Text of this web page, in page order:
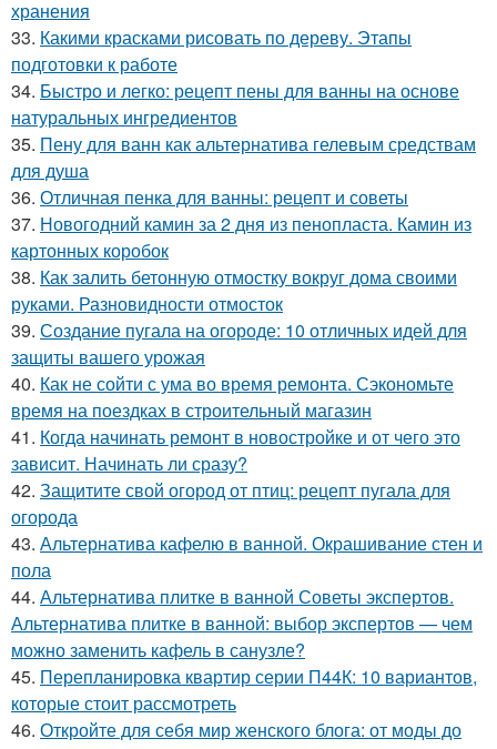
хранения
33. Какими красками рисовать по дереву. Этапы
подготовки к работе
34. Быстро и легко: рецепт пены для ванны на основе
натуральных ингредиентов
35. Пену для ванн как альтернатива гелевым средствам
для душа
36. Отличная пенка для ванны: рецепт и советы
37. Новогодний камин за 2 дня из пенопласта. Камин из
картонных коробок
38. Как залить бетонную отмостку вокруг дома своими
руками. Разновидности отмосток
39. Создание пугала на огороде: 10 отличных идей для
защиты вашего урожая
40. Как не сойти с ума во время ремонта. Сэкономьте
время на поездках в строительный магазин
41. Когда начинать ремонт в новостройке и от чего это
зависит. Начинать ли сразу?
42. Защитите свой огород от птиц: рецепт пугала для
огорода
43. Альтернатива кафелю в ванной. Окрашивание стен и
пола
44. Альтернатива плитке в ванной Советы экспертов.
Альтернатива плитке в ванной: выбор экспертов — чем
можно заменить кафель в санузле?
45. Перепланировка квартир серии П44К: 10 вариантов,
которые стоит рассмотреть
46. Откройте для себя мир женского блога: от моды до